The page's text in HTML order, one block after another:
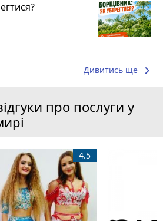
Дивитись ще keyboard_arrow_right
про послуги у
4.5